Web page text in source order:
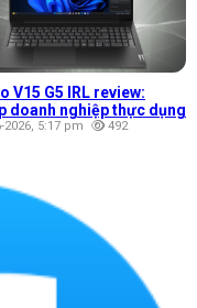
V15 G5 IRL review:
doanh nghiệp thực dụng
2026, 5:17 pm 492